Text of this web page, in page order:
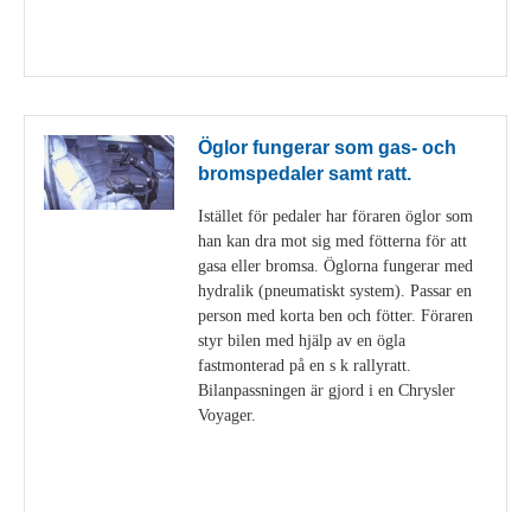
Öglor fungerar som gas- och
bromspedaler samt ratt.
Istället för pedaler har föraren öglor som
han kan dra mot sig med fötterna för att
gasa eller bromsa. Öglorna fungerar med
hydralik (pneumatiskt system). Passar en
person med korta ben och fötter. Föraren
styr bilen med hjälp av en ögla
fastmonterad på en s k rallyratt.
Bilanpassningen är gjord i en Chrysler
Voyager.